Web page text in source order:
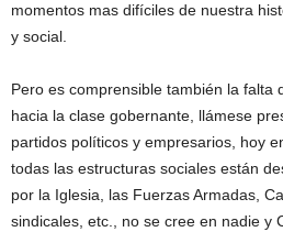
momentos mas difíciles de nuestra
y social.
Pero es comprensible también la falta
hacia la clase gobernante, llámese
partidos políticos y empresarios, hoy
todas las estructuras sociales están
por la Iglesia, las Fuerzas Armadas,
sindicales, etc., no se cree en nadie y